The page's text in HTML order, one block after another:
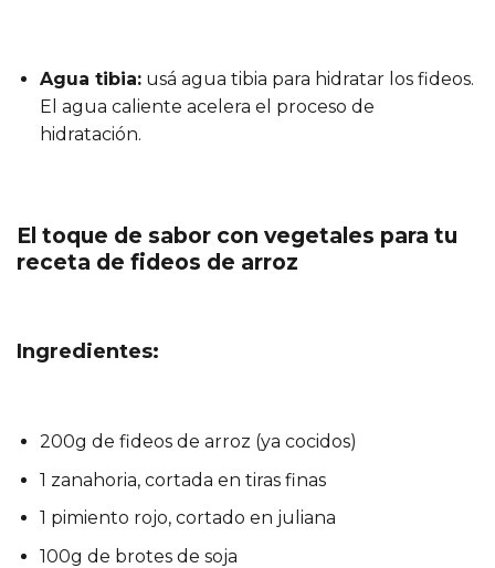
Agua tibia:usá agua tibia para hidratar los fideos.
El agua caliente acelera el proceso de
hidratación.
El toque de sabor con vegetales para tu
receta de fideos de arroz
Ingredientes:
200g de fideos de arroz (ya cocidos)
1 zanahoria, cortada en tiras finas
1 pimiento rojo, cortado en juliana
100g de brotes de soja